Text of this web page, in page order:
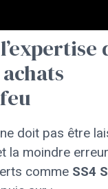
doit pas être
la moindre
comme SS4